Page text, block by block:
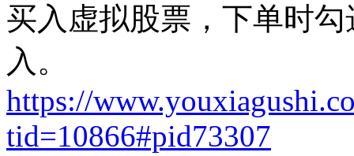
买入虚拟股票，下单时
入。
https://
tid=10866#pid73307